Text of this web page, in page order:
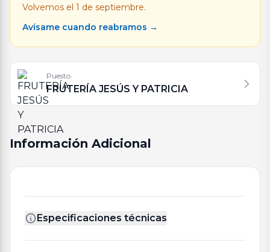
Volvemos el 1 de septiembre.
Avísame cuando reabramos →
Puesto
FRUTERÍA JESÚS Y PATRICIA
Información Adicional
Especificaciones técnicas